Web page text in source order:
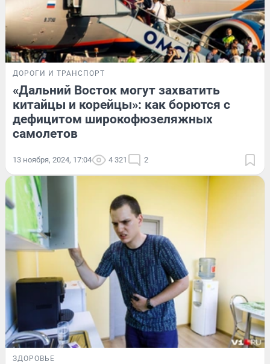
ДОРОГИ И ТРАНСПОРТ
«Дальний Восток могут захватить
китайцы и корейцы»: как борются с
дефицитом широкофюзеляжных
самолетов
13 ноября, 2024, 17:04 4 321 2
ЗДОРОВЬЕ